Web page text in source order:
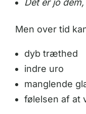
Det er jo
Men over tid
dyb træthed
indre uro
manglende
følelsen af at